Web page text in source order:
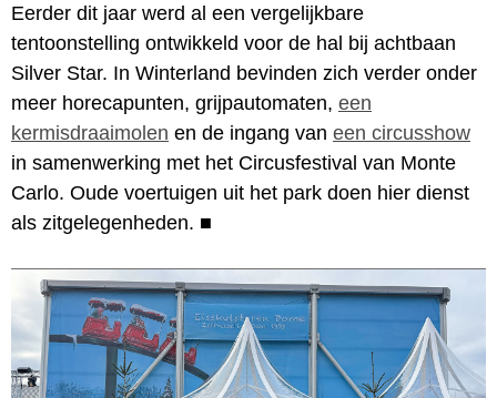
Eerder dit jaar werd al een vergelijkbare
tentoonstelling ontwikkeld voor de hal bij achtbaan
Silver Star. In Winterland bevinden zich verder onder
meer horecapunten, grijpautomaten, een
kermisdraaimolen en de ingang van een circusshow
in samenwerking met het Circusfestival van Monte
Carlo. Oude voertuigen uit het park doen hier dienst
als zitgelegenheden. ■